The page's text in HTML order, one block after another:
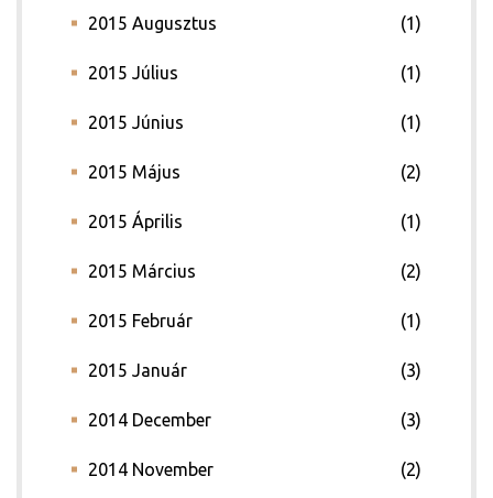
2015 Augusztus (1)
2015 Július (1)
2015 Június (1)
2015 Május (2)
2015 Április (1)
2015 Március (2)
2015 Február (1)
2015 Január (3)
2014 December (3)
2014 November (2)